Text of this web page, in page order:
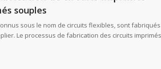
souples
sous le nom de circuits flexibles, sont
Le processus de fabrication des circuits